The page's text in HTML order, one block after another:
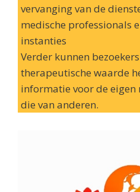
vervanging van de
medische professionals
instanties
Verder kunnen
therapeutische waarde
informatie voor de
die van anderen.